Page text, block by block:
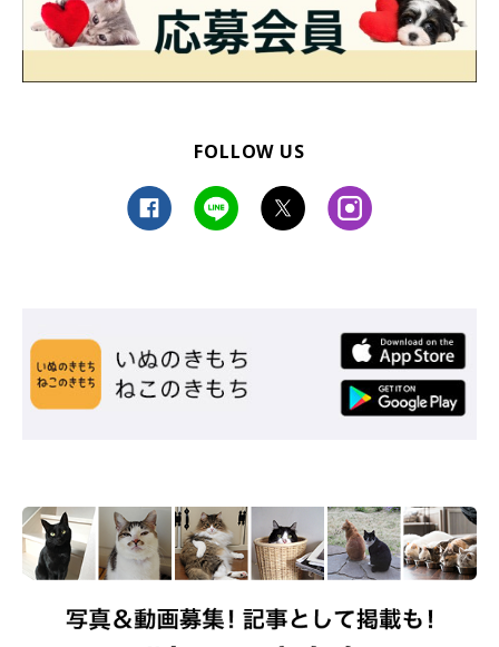
FOLLOW US